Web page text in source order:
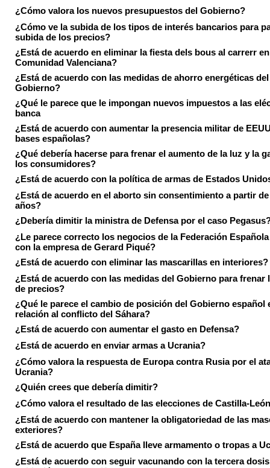
¿Cómo valora los nuevos presupuestos del Gobierno?
¿Cómo ve la subida de los tipos de interés bancarios para
subida de los precios?
¿Está de acuerdo en eliminar la fiesta dels bous al carrerr
Comunidad Valenciana?
¿Está de acuerdo con las medidas de ahorro energéticas del
Gobierno?
¿Qué le parece que le impongan nuevos impuestos a las
banca
¿Está de acuerdo con aumentar la presencia militar de
bases españolas?
¿Qué debería hacerse para frenar el aumento de la luz y la
los consumidores?
¿Está de acuerdo con la política de armas de Estados
¿Está de acuerdo en el aborto sin consentimiento a partir
años?
¿Debería dimitir la ministra de Defensa por el caso
¿Le parece correcto los negocios de la Federación
con la empresa de Gerard Piqué?
¿Está de acuerdo con eliminar las mascarillas en interiores?
¿Está de acuerdo con las medidas del Gobierno para frenar
de precios?
¿Qué le parece el cambio de posición del Gobierno español
relación al conflicto del Sáhara?
¿Está de acuerdo con aumentar el gasto en Defensa?
¿Está de acuerdo en enviar armas a Ucrania?
¿Cómo valora la respuesta de Europa contra Rusia por el
Ucrania?
¿Quién crees que debería dimitir?
¿Cómo valora el resultado de las elecciones de Castilla-
¿Está de acuerdo con mantener la obligatoriedad de las
exteriores?
¿Está de acuerdo que España lleve armamento o tropas a
¿Está de acuerdo con seguir vacunando con la tercera